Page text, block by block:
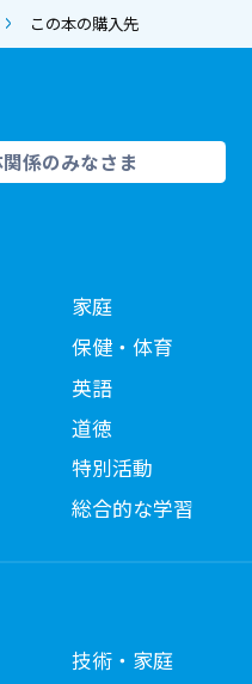
この本の購入先
係のみなさま
家庭
保健・体育
英語
道徳
特別活動
総合的な学習
技術・家庭